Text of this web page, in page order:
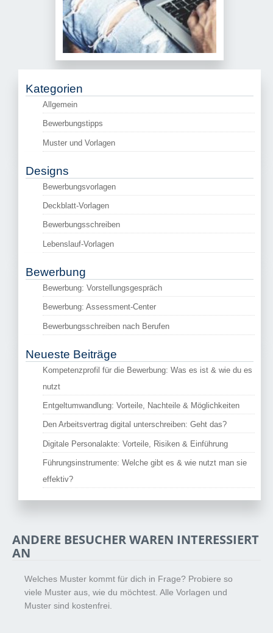
Kategorien
Allgemein
Bewerbungstipps
Muster und Vorlagen
Designs
Bewerbungsvorlagen
Deckblatt-Vorlagen
Bewerbungsschreiben
Lebenslauf-Vorlagen
Bewerbung
Bewerbung: Vorstellungsgespräch
Bewerbung: Assessment-Center
Bewerbungsschreiben nach Berufen
Neueste Beiträge
Kompetenzprofil für die Bewerbung: Was es ist & wie du es
nutzt
Entgeltumwandlung: Vorteile, Nachteile & Möglichkeiten
Den Arbeitsvertrag digital unterschreiben: Geht das?
Digitale Personalakte: Vorteile, Risiken & Einführung
Führungsinstrumente: Welche gibt es & wie nutzt man sie
effektiv?
ANDERE BESUCHER WAREN INTERESSIERT
AN
Welches Muster kommt für dich in Frage? Probiere so
viele Muster aus, wie du möchtest. Alle Vorlagen und
Muster sind kostenfrei.